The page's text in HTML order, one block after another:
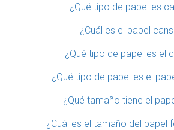
¿Qué tipo de papel es
¿Cuál es el papel
¿Qué tipo de papel es el
¿Qué tipo de papel es el
¿Qué tamaño tiene el
¿Cuál es el tamaño del papel